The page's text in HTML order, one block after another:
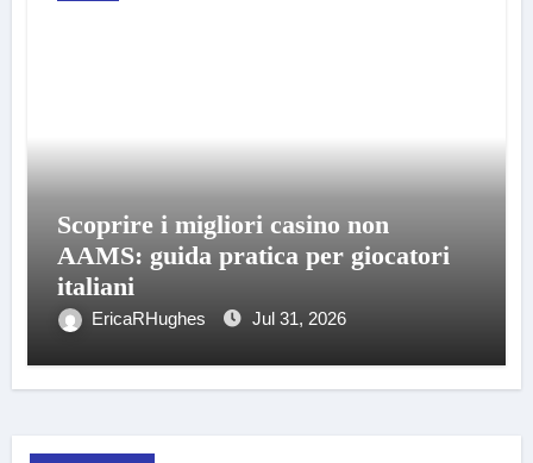
Scoprire i migliori casino non
AAMS: guida pratica per giocatori
italiani
EricaRHughes Jul 31, 2026